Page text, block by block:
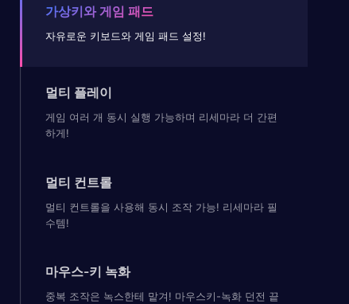
가상키와 게임 패드
자유로운 키보드와 게임 패드 설정!
멀티 플레이
게임 여러 개 동시 실행 가능하며 리세마라 더 간편
하게!
멀티 컨트롤
멀티 컨트롤을 사용해 동시 조작 가능! 리세마라 필
수템!
마우스-키 녹화
중복 조작은 녹스한테 맡겨! 마우스키-녹화 던전 끝